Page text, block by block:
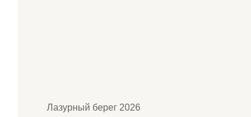
Лазурный берег 2026